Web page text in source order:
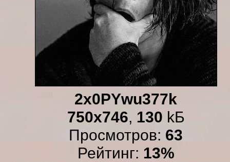
2x0PYwu377k
750x746, 130 kБ
Просмотров: 63
Рейтинг: 13%